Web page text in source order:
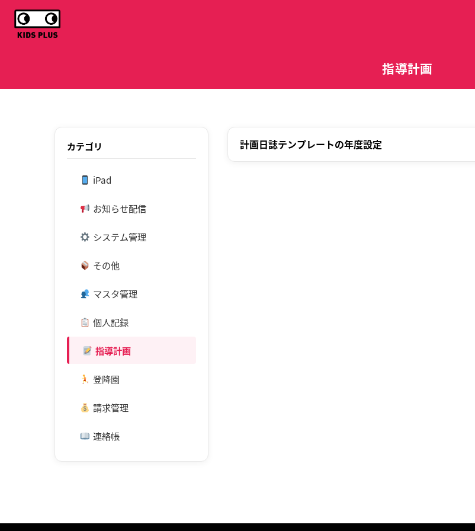
指導計画
カテゴリ
iPad
お知らせ配信
システム管理
その他
マスタ管理
個人記録
指導計画
登降園
請求管理
連絡帳
計画日誌テンプレートの年度設定